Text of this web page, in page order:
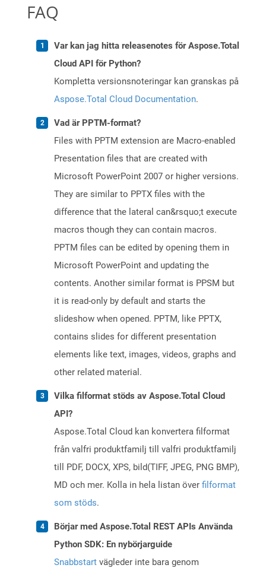
FAQ
Var kan jag hitta releasenotes för Aspose.Total
Cloud API för Python?
Kompletta versionsnoteringar kan granskas på
Aspose.Total Cloud Documentation.
Vad är PPTM-format?
Files with PPTM extension are Macro-enabled
Presentation files that are created with
Microsoft PowerPoint 2007 or higher versions.
They are similar to PPTX files with the
difference that the lateral can&rsquo;t execute
macros though they can contain macros.
PPTM files can be edited by opening them in
Microsoft PowerPoint and updating the
contents. Another similar format is PPSM but
it is read-only by default and starts the
slideshow when opened. PPTM, like PPTX,
contains slides for different presentation
elements like text, images, videos, graphs and
other related material.
Vilka filformat stöds av Aspose.Total Cloud
API?
Aspose.Total Cloud kan konvertera filformat
från valfri produktfamilj till valfri produktfamilj
till PDF, DOCX, XPS, bild(TIFF, JPEG, PNG BMP),
MD och mer. Kolla in hela listan över filformat
som stöds.
Börjar med Aspose.Total REST APIs Använda
Python SDK: En nybörjarguide
Snabbstart vägleder inte bara genom